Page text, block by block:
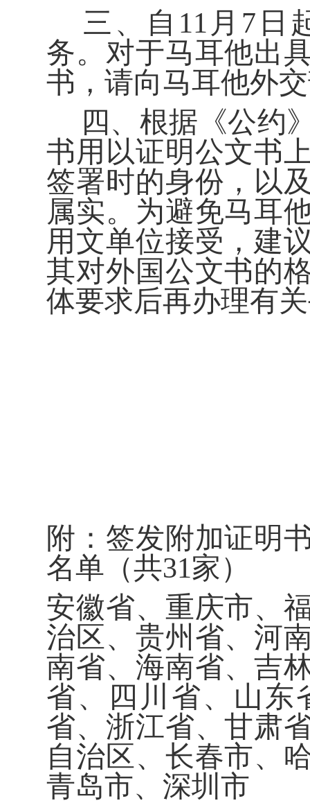
三、
自 11 月 7 日
务。对于马耳他出
书，请向马耳他外
四、 根据《公约
书用以证明公文书
签署时的身份，以
属实。 为避免马耳
用文单位接受， 建
其对外国公文书的
体要求后再办理有
附：签发附加证明
名单（共31家）
安徽省、重庆市、
治区、贵州省、河
南省、海南省、吉
省、四川省、山东
省、浙江省、甘肃
自治区、长春市、
青岛市、深圳市